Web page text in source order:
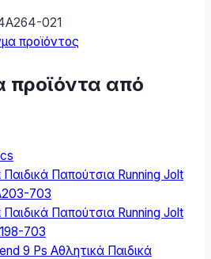
021
προϊόντος
προϊόντα από
Παπούτσια Running Jolt
703
Παπούτσια Running Jolt
703
9 Ps Αθλητικά Παιδικά